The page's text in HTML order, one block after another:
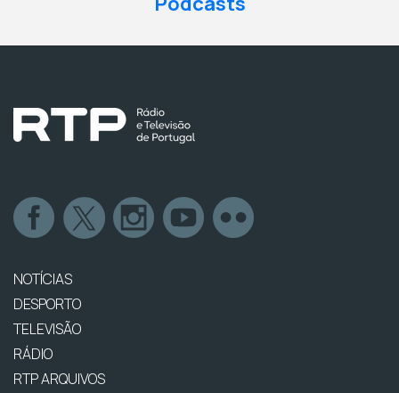
NOTÍCIAS
DESPORTO
TELEVISÃO
RÁDIO
RTP ARQUIVOS